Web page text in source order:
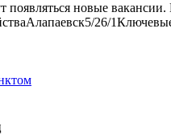
появляться новые
Алапаевск5/26/1